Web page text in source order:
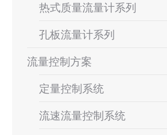
热式质量流量计系列
孔板流量计系列
流量控制方案
定量控制系统
流速流量控制系统